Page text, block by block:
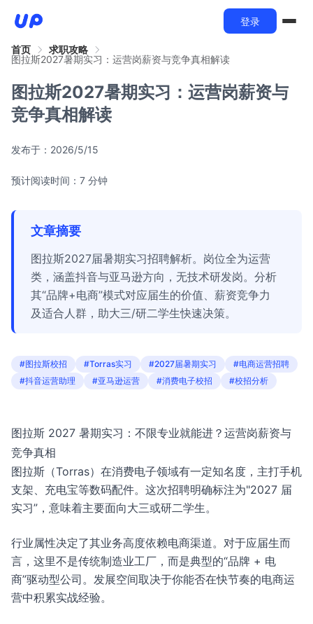
登录
首页
求职攻略
图拉斯2027暑期实习：运营岗薪资与竞争真相解读
图拉斯2027暑期实习：运营岗薪资与
竞争真相解读
发布于： 2026/5/15
预计阅读时间：7 分钟
文章摘要
图拉斯2027届暑期实习招聘解析。岗位全为运营
类，涵盖抖音与亚马逊方向，无技术研发岗。分析
其“品牌+电商”模式对应届生的价值、薪资竞争力
及适合人群，助大三/研二学生快速决策。
#图拉斯校招 #Torras实习 #2027届暑期实习
#电商运营招聘
#抖音运营助理
#亚马逊运营 #消费电子校招 #校招分析
图拉斯 2027 暑期实习：不限专业就能进？运营岗薪资与
竞争真相
图拉斯（Torras）在消费电子领域有一定知名度，主打手机
支架、充电宝等数码配件。这次招聘明确标注为"2027 届
实习”，意味着主要面向大三或研二学生。
行业属性决定了其业务高度依赖电商渠道。对于应届生而
言，这里不是传统制造业工厂，而是典型的“品牌 + 电
商”驱动型公司。发展空间取决于你能否在快节奏的电商运
营中积累实战经验。